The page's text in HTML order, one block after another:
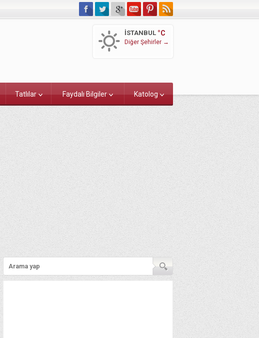
İSTANBUL °C
Diğer Şehirler →
Tatlılar Faydalı Bilgiler Katolog